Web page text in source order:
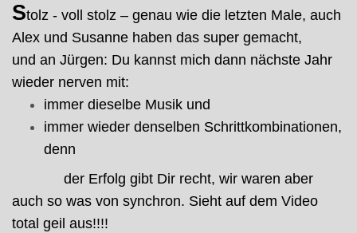
Stolz - voll stolz – genau wie die letzten Male, auch
Alex und Susanne haben das super gemacht,
und an Jürgen: Du kannst mich dann nächste Jahr
wieder nerven mit:
immer dieselbe Musik und
immer wieder denselben Schrittkombinationen,
denn
der Erfolg gibt Dir recht, wir waren aber
auch so was von synchron. Sieht auf dem Video
total geil aus!!!!